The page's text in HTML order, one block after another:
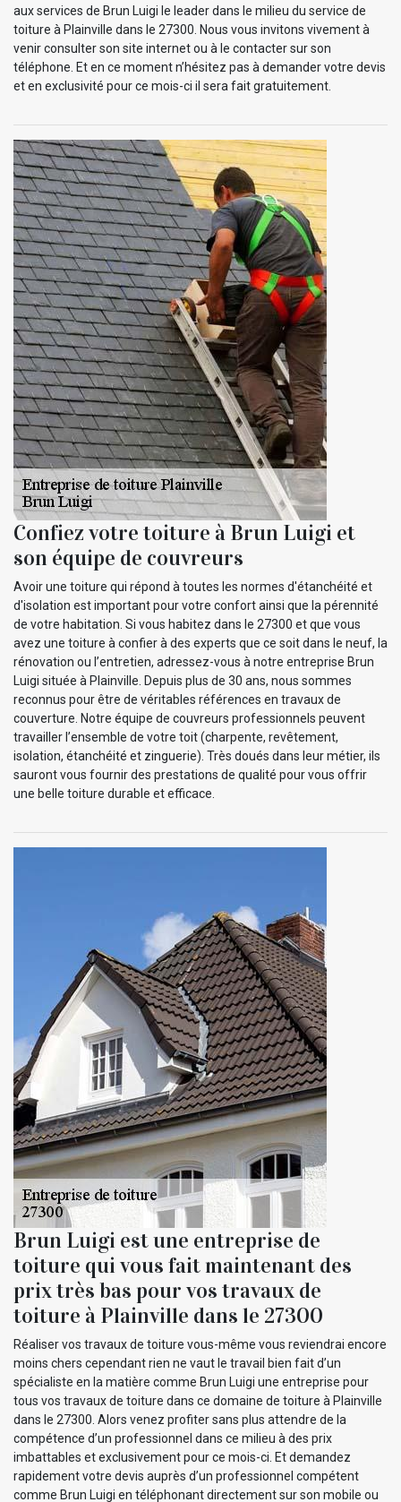
aux services de Brun Luigi le leader dans le milieu du service de
toiture à Plainville dans le 27300. Nous vous invitons vivement à
venir consulter son site internet ou à le contacter sur son
téléphone. Et en ce moment n’hésitez pas à demander votre devis
et en exclusivité pour ce mois-ci il sera fait gratuitement.
Confiez votre toiture à Brun Luigi et
son équipe de couvreurs
Avoir une toiture qui répond à toutes les normes d'étanchéité et
d'isolation est important pour votre confort ainsi que la pérennité
de votre habitation. Si vous habitez dans le 27300 et que vous
avez une toiture à confier à des experts que ce soit dans le neuf, la
rénovation ou l’entretien, adressez-vous à notre entreprise Brun
Luigi située à Plainville. Depuis plus de 30 ans, nous sommes
reconnus pour être de véritables références en travaux de
couverture. Notre équipe de couvreurs professionnels peuvent
travailler l’ensemble de votre toit (charpente, revêtement,
isolation, étanchéité et zinguerie). Très doués dans leur métier, ils
sauront vous fournir des prestations de qualité pour vous offrir
une belle toiture durable et efficace.
Brun Luigi est une entreprise de
toiture qui vous fait maintenant des
prix très bas pour vos travaux de
toiture à Plainville dans le 27300
Réaliser vos travaux de toiture vous-même vous reviendrai encore
moins chers cependant rien ne vaut le travail bien fait d’un
spécialiste en la matière comme Brun Luigi une entreprise pour
tous vos travaux de toiture dans ce domaine de toiture à Plainville
dans le 27300. Alors venez profiter sans plus attendre de la
compétence d’un professionnel dans ce milieu à des prix
imbattables et exclusivement pour ce mois-ci. Et demandez
rapidement votre devis auprès d’un professionnel compétent
comme Brun Luigi en téléphonant directement sur son mobile ou